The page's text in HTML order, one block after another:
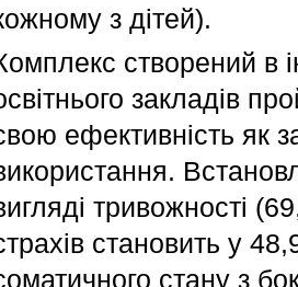
з дітей).
створений в
закладів
ефективність як
тривожності
становить у
стану з